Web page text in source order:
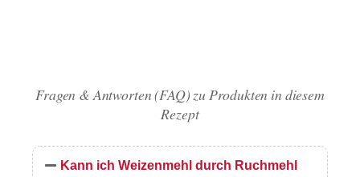
Fragen & Antworten (FAQ) zu Produkten in diesem
Rezept
Kann ich Weizenmehl durch Ruchmehl